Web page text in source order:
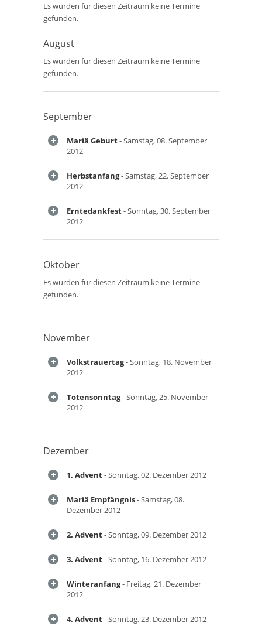
Es wurden für diesen Zeitraum keine Termine
gefunden.
August
Es wurden für diesen Zeitraum keine Termine
gefunden.
September
Mariä Geburt- Samstag, 08. September
2012
Herbstanfang- Samstag, 22. September
2012
Erntedankfest- Sonntag, 30. September
2012
Oktober
Es wurden für diesen Zeitraum keine Termine
gefunden.
November
Volkstrauertag- Sonntag, 18. November
2012
Totensonntag- Sonntag, 25. November
2012
Dezember
1. Advent- Sonntag, 02. Dezember 2012
Mariä Empfängnis- Samstag, 08.
Dezember 2012
2. Advent- Sonntag, 09. Dezember 2012
3. Advent- Sonntag, 16. Dezember 2012
Winteranfang- Freitag, 21. Dezember
2012
4. Advent- Sonntag, 23. Dezember 2012